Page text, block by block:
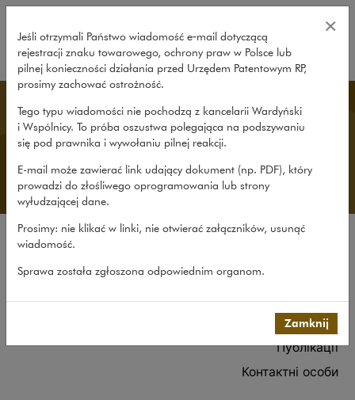
Про нас – Wardyński i Wspólnicy
Ukrainian Desk
Про Український Відділ
Досвід
Про нашу команду
Публікації
Контактні особи
Jeśli otrzymali Państwo wiadomość e‑mail dotyczącą
rejestracji znaku towarowego, ochrony praw w Polsce lub
pilnej konieczności działania przed Urzędem Patentowym RP,
prosimy zachować ostrożność.
Tego typu wiadomości nie pochodzą z kancelarii Wardyński
i Wspólnicy. To próba oszustwa polegająca na podszywaniu
się pod prawnika i wywołaniu pilnej reakcji.
E-mail może zawierać link udający dokument (np. PDF), który
prowadzi do złośliwego oprogramowania lub strony
wyłudzającej dane.
Prosimy: nie klikać w linki, nie otwierać załączników, usunąć
wiadomość.
Sprawa została zgłoszona odpowiednim organom.
×
Zamknij